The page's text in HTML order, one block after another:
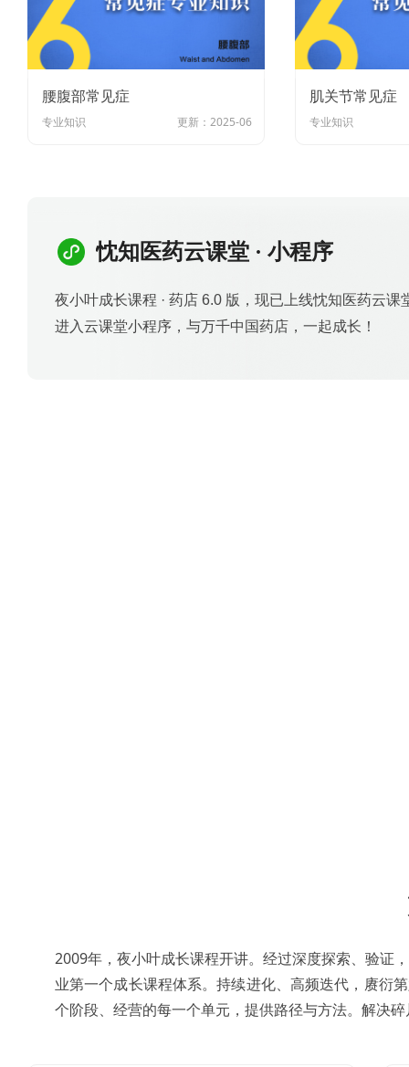
专业知识 更新：2025-06
腰腹部常见症
专业知识
肌关节常见症
忱知医药云课堂 · 小程序
夜小叶成长课程 · 药店 6.0 版，现已上线忱知医药云
进入云课堂小程序，与万千中国药店，一起成长！
2009年，夜小叶成长课程开讲。经过深度探索、验证
业第一个成长课程体系。持续进化、高频迭代，赓衍
个阶段、经营的每一个单元，提供路径与方法。解决